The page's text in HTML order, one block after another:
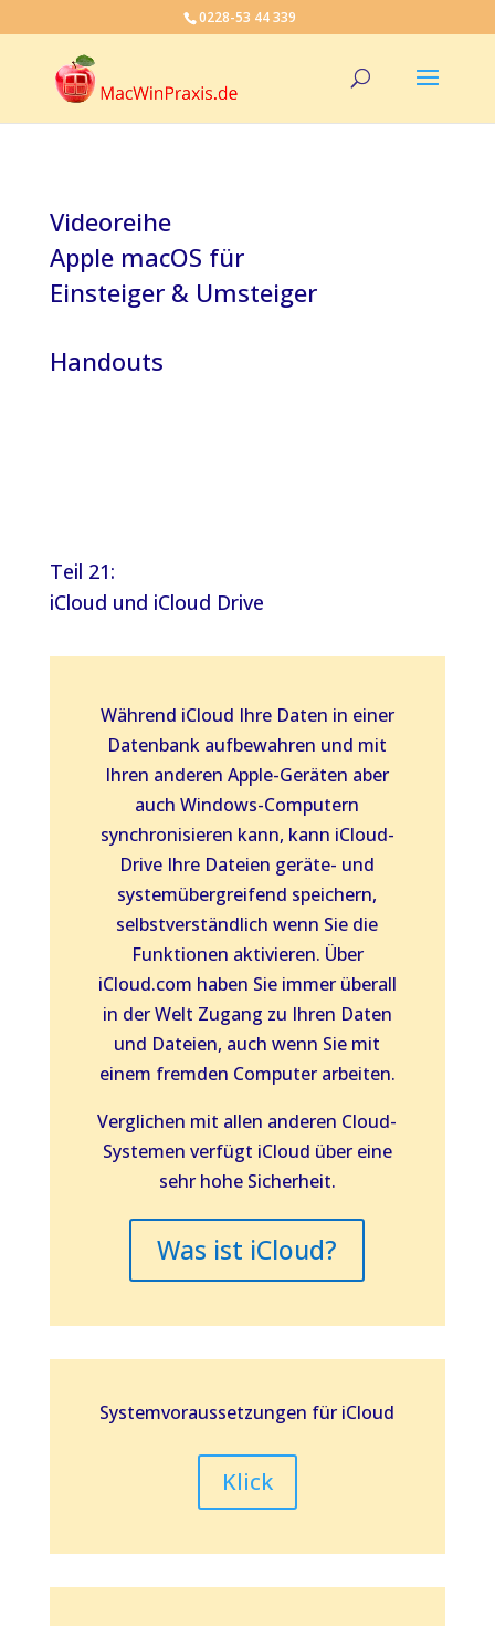
0228-53 44 339
Videoreihe
Apple macOS für
Einsteiger & Umsteiger
Handouts
Teil 21:
iCloud und iCloud Drive
Während iCloud Ihre Daten in einer
Datenbank aufbewahren und mit
Ihren anderen Apple-Geräten aber
auch Windows-Computern
synchronisieren kann, kann iCloud-
Drive Ihre Dateien geräte- und
systemübergreifend speichern,
selbstverständlich wenn Sie die
Funktionen aktivieren. Über
iCloud.com haben Sie immer überall
in der Welt Zugang zu Ihren Daten
und Dateien, auch wenn Sie mit
einem fremden Computer arbeiten.
Verglichen mit allen anderen Cloud-
Systemen verfügt iCloud über eine
sehr hohe Sicherheit.
Was ist iCloud?
Systemvoraussetzungen für iCloud
Klick